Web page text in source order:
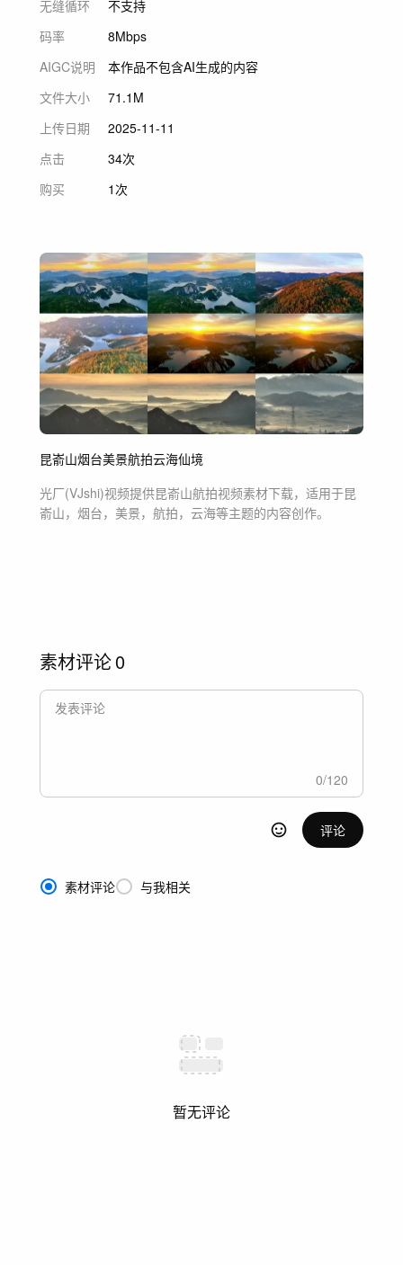
无缝循环
不支持
码率
8Mbps
AIGC说明
本作品不包含AI生成的内容
文件大小
71.1M
上传日期
2025-11-11
点击
34次
购买
1次
昆嵛山烟台美景航拍云海仙境
光厂(VJshi)视频提供昆嵛山航拍视频素材下载，适用于昆
嵛山，烟台，美景，航拍，云海等主题的内容创作。
素材评论0
0/120
评论
素材评论 与我相关
暂无评论